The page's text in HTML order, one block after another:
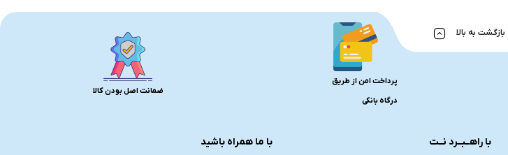
بازگشت به بالا
پرداخت امن از طریق
درگاه بانکی
ضمانت اصل بودن کالا
با راهــبــرد نــت با ما همراه باشید